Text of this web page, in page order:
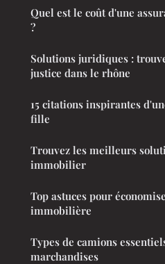
Quel est le coût d'une
?
Solutions juridiques :
justice dans le rhône
15 citations inspirantes
fille
Trouvez les meilleurs
immobilier
Top astuces pour
immobilière
Types de camions
marchandises